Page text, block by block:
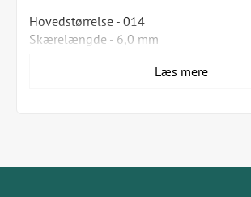
Hovedstørrelse - 014
Skærelængde - 6,0 mm
Disse bor er beregnet til engangsbrug, og
Læs mere